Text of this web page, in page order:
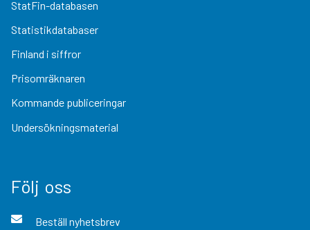
StatFin-databasen
Statistikdatabaser
Finland i siffror
Prisomräknaren
Kommande publiceringar
Undersökningsmaterial
Följ oss
Beställ nyhetsbrev